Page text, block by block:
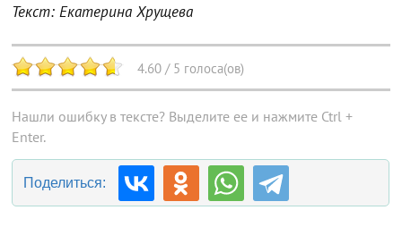
Текст: Екатерина Хрущева
4.60 / 5 голоса(ов)
Нашли ошибку в тексте? Выделите ее и нажмите Ctrl +
Enter.
Поделиться: